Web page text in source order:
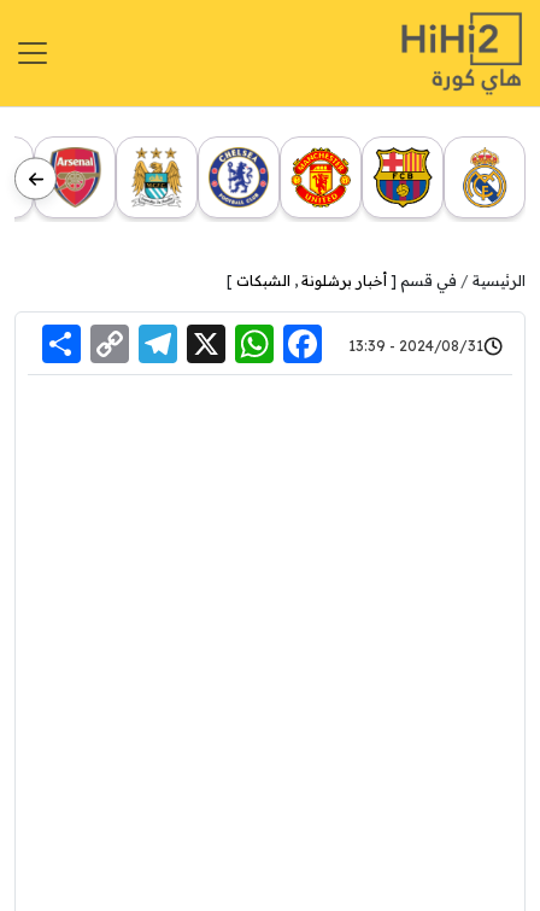
الرئيسية في قسم [ أخبار برشلونة , الشبكات ]
2024/08/31 - 13:39
Facebook
WhatsApp
X
Link